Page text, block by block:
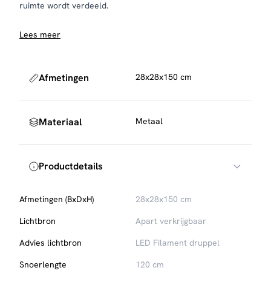
ruimte wordt verdeeld.
Lees meer
Afmetingen 28x28x150 cm
Materiaal Metaal
Productdetails
Afmetingen (BxDxH)
28x28x150 cm
Lichtbron
Apart verkrijgbaar
Advies lichtbron
LED Filament druppel
Snoerlengte
120 cm